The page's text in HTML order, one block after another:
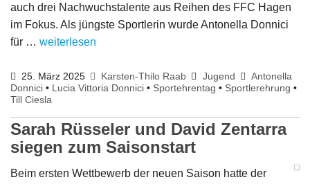
auch drei Nachwuchstalente aus Reihen des FFC Hagen
im Fokus. Als jüngste Sportlerin wurde Antonella Donnici
für … weiterlesen
25. März 2025 Karsten-Thilo Raab Jugend
Antonella
Donnici • Lucia Vittoria Donnici • Sportehrentag • Sportlerehrung •
Till Ciesla
Sarah Rüsseler und David Zentarra
siegen zum Saisonstart
Beim ersten Wettbewerb der neuen Saison hatte der